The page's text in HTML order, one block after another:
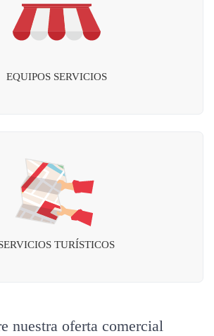
EQUIPOS SERVICIOS
TURÍSTICOS
nuestra oferta comercial